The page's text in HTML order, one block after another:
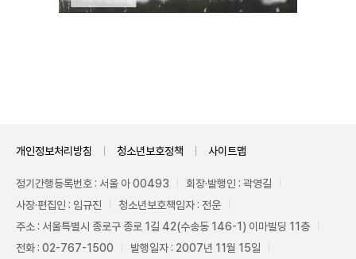
개인정보처리방침 청소년보호정책 사이트맵
정기간행등록번호 : 서울 아 00493
회장·발행인 : 곽영길
사장·편집인 : 임규진
청소년보호책임자 : 전운
주소 : 서울특별시 종로구 종로 1길 42(수송동 146-1) 이마빌딩 11층
전화 : 02-767-1500
발행일자 : 2007년 11월 15일